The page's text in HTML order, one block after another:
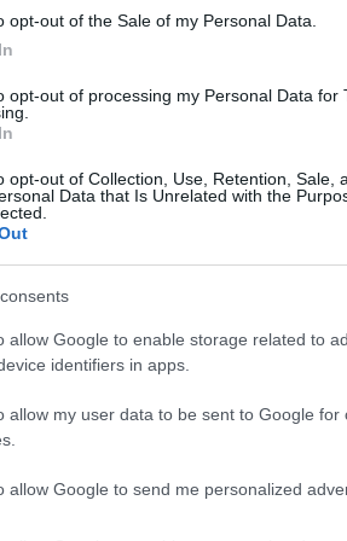
opt-out of the Sale of my Personal Data.
opt-out of processing my Personal Data for
opt-out of Collection, Use, Retention, Sale,
Data that Is Unrelated with the
allow Google to enable storage related to
identifiers in apps.
allow my user data to be sent to Google for
allow Google to send me personalized
is a világ csúcsára értek.
Balázs Dániel és Teleki Lóránt
és Bassola Bálint versenyjogi
jogászképzés minőségének
Országos hírek